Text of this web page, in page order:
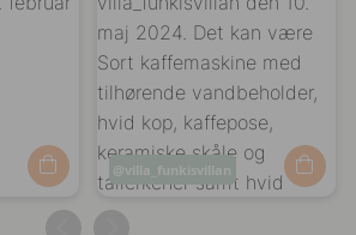
Opslag
villa_funkisvillan